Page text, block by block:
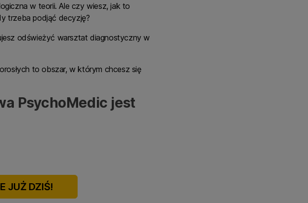
w teorii. Ale czy wiesz, jak to
trzeba podjąć decyzję?
odświeżyć warsztat diagnostyczny w
to obszar, w którym chcesz się
PsychoMedic jest
JUŻ DZIŚ!